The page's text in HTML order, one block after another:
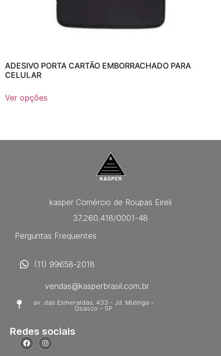
ADESIVO PORTA CARTÃO EMBORRACHADO PARA
CELULAR
Ver opções
kasper Comércio de Roupas Eireli
37.260.418/0001-48
Perguntas Frequentes
(11) 99658-2018
vendas@kasperbrasil.com.br
av. das Esmeraldas, 433 - Jd. Mutinga -
Osasco - SP
Redes sociais